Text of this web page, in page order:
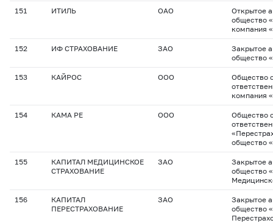
151 ИТИЛЬ ОАО
Открытое
общество
компания
152 ИФ СТРАХОВАНИЕ ЗАО
Закрытое
общество
153 КАЙРОС ООО
Общество
компания
154 КАМА РЕ ООО
Общество
общество
155
КАПИТАЛ МЕДИЦИНСКОЕ
СТРАХОВАНИЕ
ЗАО
Закрытое
общество
156
КАПИТАЛ
ПЕРЕСТРАХОВАНИЕ
ЗАО
Закрытое
общество